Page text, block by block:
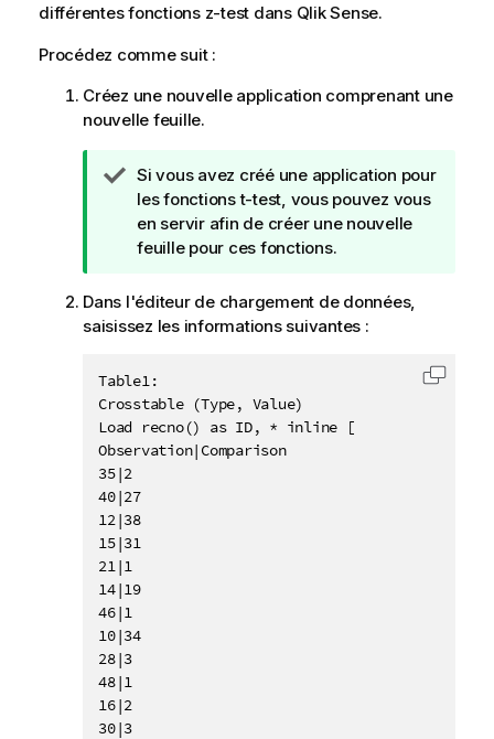
différentes fonctions z-test dans Qlik Sense.
Procédez comme suit :
Créez une nouvelle application comprenant une
nouvelle feuille.
N
o
t
e
o
n
i
Si vous avez créé une application pour
les fonctionst-test , vous pouvez vous
en servir afin de créer une nouvelle
feuille pour ces fonctions.
Dans l'éditeur de chargement de données,
saisissez les informations suivantes :
Table1:
Crosstable (Type, Value)
Load recno() as ID, * inline [
Observation|Comparison
35|2
40|27
12|38
15|31
21|1
14|19
46|1
10|34
28|3
48|1
16|2
30|3
Copier